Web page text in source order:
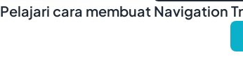
Pelajari cara membuat Navigation